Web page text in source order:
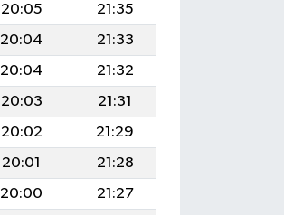
20:05
21:35
20:04
21:33
20:04
21:32
20:03
21:31
20:02
21:29
20:01
21:28
20:00
21:27